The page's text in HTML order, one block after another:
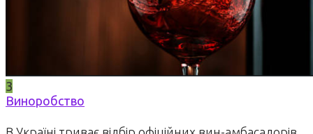
3
Виноробство